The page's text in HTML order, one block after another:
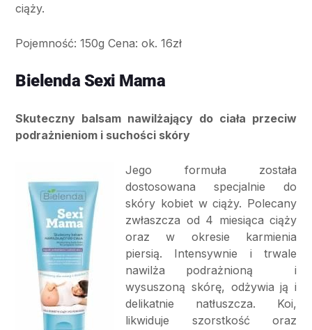
ciąży.
Pojemność: 150g Cena: ok. 16zł
Bielenda Sexi Mama
Skuteczny balsam nawilżający do ciała przeciw
podrażnieniom i suchości skóry
Jego formuła została
dostosowana specjalnie do
skóry kobiet w ciąży. Polecany
zwłaszcza od 4 miesiąca ciąży
oraz w okresie karmienia
piersią. Intensywnie i trwale
nawilża podrażnioną i
wysuszoną skórę, odżywia ją i
delikatnie natłuszcza. Koi,
likwiduje szorstkość oraz